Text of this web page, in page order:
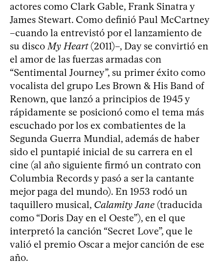
actores como Clark Gable, Frank Sinatra y
James Stewart. Como definió Paul McCartney
–cuando la entrevistó por el lanzamiento de
su discoMy Heart(2011)–, Day se convirtió en
el amor de las fuerzas armadas con
“Sentimental Journey”, su primer éxito como
vocalista del grupo Les Brown & His Band of
Renown, que lanzó a principios de 1945 y
rápidamente se posicionó como el tema más
escuchado por los ex combatientes de la
Segunda Guerra Mundial, además de haber
sido el puntapié inicial de su carrera en el
cine (al año siguiente firmó un contrato con
Columbia Records y pasó a ser la cantante
mejor paga del mundo). En 1953 rodó un
taquillero musical, Calamity Jane (traducida
como “Doris Day en el Oeste”), en el que
interpretó la canción “Secret Love”, que le
valió el premio Oscar a mejor canción de ese
año.